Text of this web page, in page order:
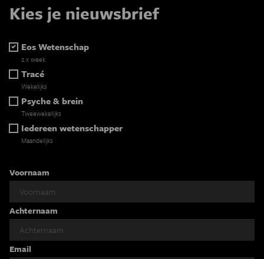
Kies je nieuwsbrief
Eos Wetenschap
2 x week
Tracé
Wekelijks
Psyche & brein
Tweewekelijks
Iedereen wetenschapper
Maandelijks
Voornaam
Achternaam
Email